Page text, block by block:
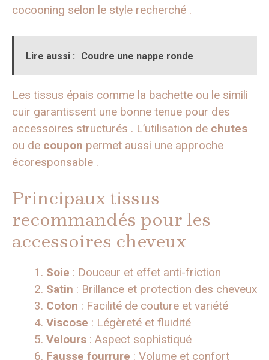
cocooning selon le style recherché .
Lire aussi : Coudre une nappe ronde
Les tissus épais comme la bachette ou le simili
cuir garantissent une bonne tenue pour des
accessoires structurés . L’utilisation de chutes
ou de coupon permet aussi une approche
écoresponsable .
Principaux tissus
recommandés pour les
accessoires cheveux
Soie : Douceur et effet anti-friction
Satin : Brillance et protection des cheveux
Coton : Facilité de couture et variété
Viscose : Légèreté et fluidité
Velours : Aspect sophistiqué
Fausse fourrure : Volume et confort